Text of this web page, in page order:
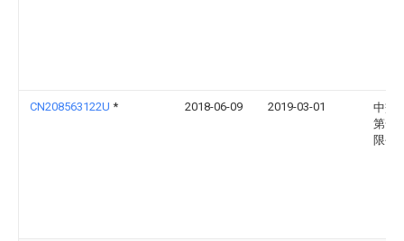
CN208563122U * 2018-06-09 2019-03-01
中交
第一
限公